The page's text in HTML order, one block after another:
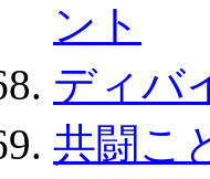
ント
ディバ
共闘こ